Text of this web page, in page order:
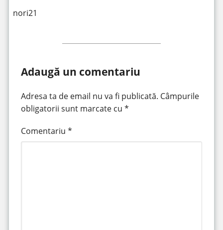
nori21
Adaugă un comentariu
Adresa ta de email nu va fi publicată. Câmpurile
obligatorii sunt marcate cu *
Comentariu *